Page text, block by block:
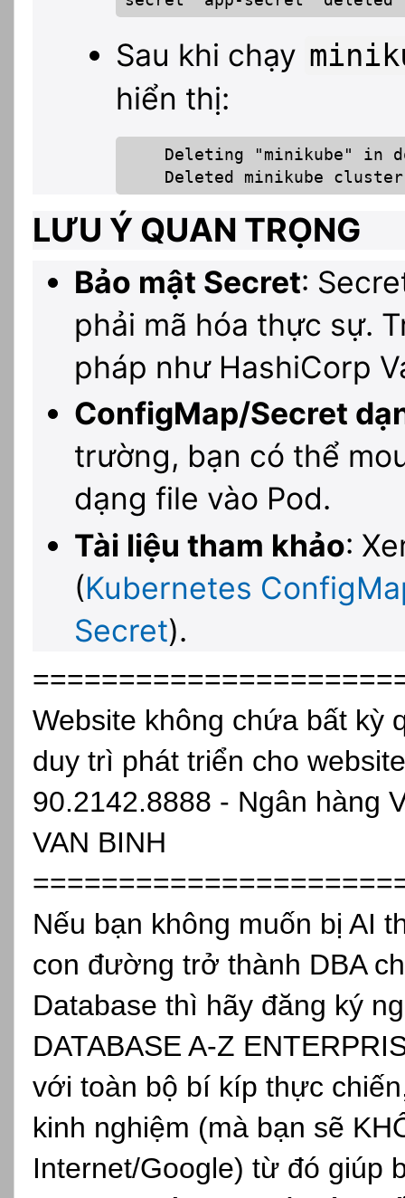
Sau khi chạy
hiển thị:
Deleting "minikube" in
    Deleted minikube cluster
LƯU Ý QUAN TRỌNG
Bảo mật Secret:
phải mã hóa thực sự.
pháp như HashiCorp
ConfigMap/Secret
trường, bạn có thể
dạng file vào Pod.
Tài liệu tham khảo:
(Kubernetes
Secret).
Website không chứa bất kỳ
duy trì phát triển cho
90.2142.8888 - Ngân hàng
VAN BINH
Nếu bạn không muốn bị AI
con đường trở thành DBA
Database thì hãy đăng ký
DATABASE A-Z
với toàn bộ bí kíp thực
kinh nghiệm (mà bạn sẽ
Internet/Google) từ đó giúp